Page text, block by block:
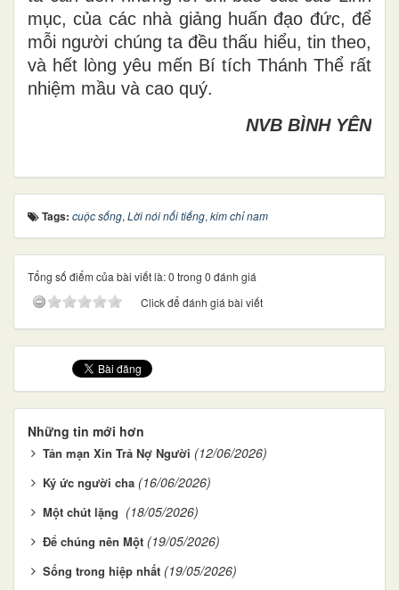
mục, của các nhà giảng huấn đạo đức, để
mỗi người chúng ta đều thấu hiểu, tin theo,
và hết lòng yêu mến Bí tích Thánh Thể rất
nhiệm mầu và cao quý.
NVB BÌNH YÊN
Tags: cuộc sống, Lời nói nổi tiếng, kim chỉ nam
Tổng số điểm của bài viết là: 0 trong 0 đánh giá
Click để đánh giá bài viết
Những tin mới hơn
Tản mạn Xin Trả Nợ Người (12/06/2026)
Ký ức người cha (16/06/2026)
Một chút lặng (18/05/2026)
Để chúng nên Một (19/05/2026)
Sống trong hiệp nhất (19/05/2026)